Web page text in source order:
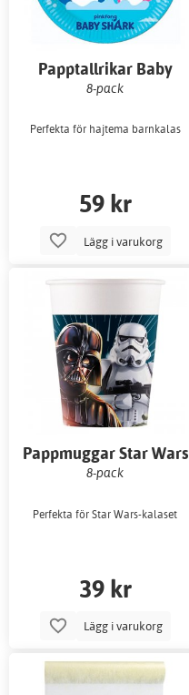
Papptallrikar Baby
Shark 23 cm
8-pack
Perfekta för hajtema barnkalas
59 kr
Lägg i varukorg
Pappmuggar Star Wars
Galaxy
8-pack
Perfekta för Star Wars-kalaset
39 kr
Lägg i varukorg